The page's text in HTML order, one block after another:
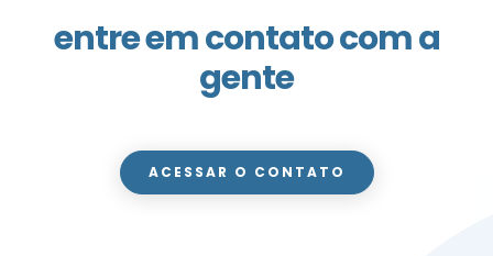
entre em contato com a
gente
ACESSAR O CONTATO